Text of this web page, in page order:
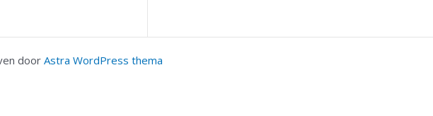
door Astra WordPress thema